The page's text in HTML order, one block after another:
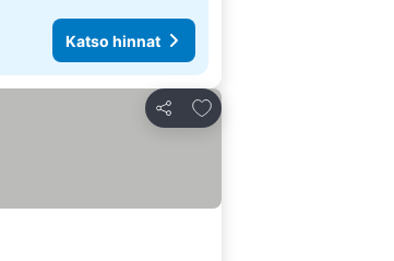
Katso hinnat
Jaa
Lisää suosikkeihin